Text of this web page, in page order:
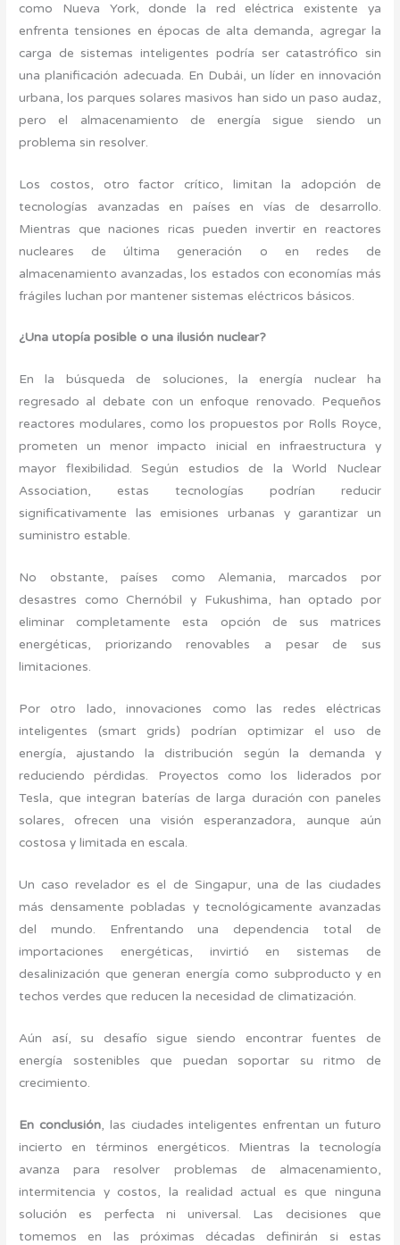
como Nueva York, donde la red eléctrica existente ya
enfrenta tensiones en épocas de alta demanda, agregar la
carga de sistemas inteligentes podría ser catastrófico sin
una planificación adecuada. En Dubái, un líder en innovación
urbana, los parques solares masivos han sido un paso audaz,
pero el almacenamiento de energía sigue siendo un
problema sin resolver.
Los costos, otro factor crítico, limitan la adopción de
tecnologías avanzadas en países en vías de desarrollo.
Mientras que naciones ricas pueden invertir en reactores
nucleares de última generación o en redes de
almacenamiento avanzadas, los estados con economías más
frágiles luchan por mantener sistemas eléctricos básicos.
¿Una utopía posible o una ilusión nuclear?
En la búsqueda de soluciones, la energía nuclear ha
regresado al debate con un enfoque renovado. Pequeños
reactores modulares, como los propuestos por Rolls Royce,
prometen un menor impacto inicial en infraestructura y
mayor flexibilidad. Según estudios de la World Nuclear
Association, estas tecnologías podrían reducir
significativamente las emisiones urbanas y garantizar un
suministro estable.
No obstante, países como Alemania, marcados por
desastres como Chernóbil y Fukushima, han optado por
eliminar completamente esta opción de sus matrices
energéticas, priorizando renovables a pesar de sus
limitaciones.
Por otro lado, innovaciones como las redes eléctricas
inteligentes (smart grids) podrían optimizar el uso de
energía, ajustando la distribución según la demanda y
reduciendo pérdidas. Proyectos como los liderados por
Tesla, que integran baterías de larga duración con paneles
solares, ofrecen una visión esperanzadora, aunque aún
costosa y limitada en escala.
Un caso revelador es el de Singapur, una de las ciudades
más densamente pobladas y tecnológicamente avanzadas
del mundo. Enfrentando una dependencia total de
importaciones energéticas, invirtió en sistemas de
desalinización que generan energía como subproducto y en
techos verdes que reducen la necesidad de climatización.
Aún así, su desafío sigue siendo encontrar fuentes de
energía sostenibles que puedan soportar su ritmo de
crecimiento.
En conclusión, las ciudades inteligentes enfrentan un futuro
incierto en términos energéticos. Mientras la tecnología
avanza para resolver problemas de almacenamiento,
intermitencia y costos, la realidad actual es que ninguna
solución es perfecta ni universal. Las decisiones que
tomemos en las próximas décadas definirán si estas